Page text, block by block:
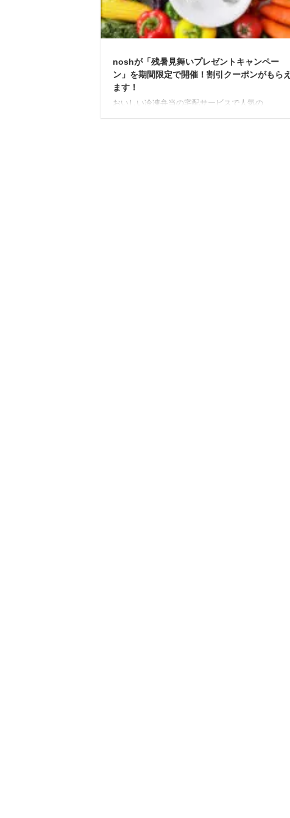
noshが「残暑見舞いプレゼントキャンペー
ン」を期間限定で開催！割引クーポンがもらえ
ます！
おいしい冷凍弁当の宅配サービスで人気の